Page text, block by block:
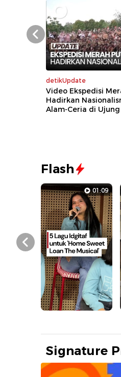
detikUpdate
Video Ekspedisi
Hadirkan
Alam-Ceria di Ujung
Prev
Flash
01:09
Prev
Signature